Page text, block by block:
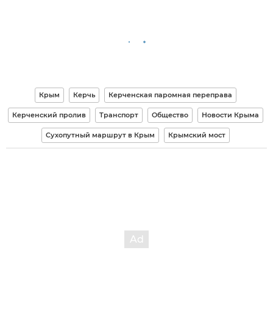
Крым Керчь Керченская паромная переправа
Керченский пролив Транспорт Общество Новости Крыма
Сухопутный маршрут в Крым Крымский мост